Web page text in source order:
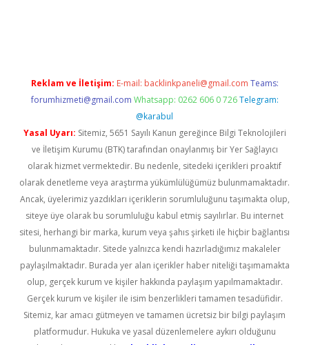
Reklam ve İletişim: E-mail: backlinkpaneli@gmail.com Teams:
forumhizmeti@gmail.com Whatsapp: 0262 606 0 726 Telegram:
@karabul
Yasal Uyarı: Sitemiz, 5651 Sayılı Kanun gereğince Bilgi Teknolojileri
ve İletişim Kurumu (BTK) tarafından onaylanmış bir Yer Sağlayıcı
olarak hizmet vermektedir. Bu nedenle, sitedeki içerikleri proaktif
olarak denetleme veya araştırma yükümlülüğümüz bulunmamaktadır.
Ancak, üyelerimiz yazdıkları içeriklerin sorumluluğunu taşımakta olup,
siteye üye olarak bu sorumluluğu kabul etmiş sayılırlar. Bu internet
sitesi, herhangi bir marka, kurum veya şahıs şirketi ile hiçbir bağlantısı
bulunmamaktadır. Sitede yalnızca kendi hazırladığımız makaleler
paylaşılmaktadır. Burada yer alan içerikler haber niteliği taşımamakta
olup, gerçek kurum ve kişiler hakkında paylaşım yapılmamaktadır.
Gerçek kurum ve kişiler ile isim benzerlikleri tamamen tesadüfidir.
Sitemiz, kar amacı gütmeyen ve tamamen ücretsiz bir bilgi paylaşım
platformudur. Hukuka ve yasal düzenlemelere aykırı olduğunu